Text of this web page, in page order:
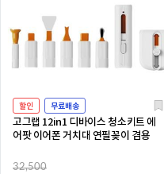
할인 무료배송
고그랩 12in1 디바이스 청소키트 에
어팟 이어폰 거치대 연필꽂이 겸용
32,500